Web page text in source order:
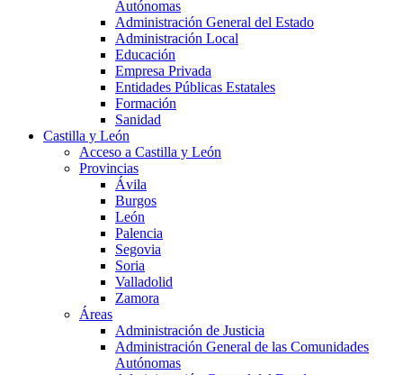
Autónomas
Administración General del Estado
Administración Local
Educación
Empresa Privada
Entidades Públicas Estatales
Formación
Sanidad
Castilla y León
Acceso a Castilla y León
Provincias
Ávila
Burgos
León
Palencia
Segovia
Soria
Valladolid
Zamora
Áreas
Administración de Justicia
Administración General de las Comunidades
Autónomas